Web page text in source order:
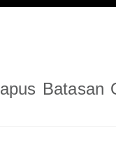
Batasan